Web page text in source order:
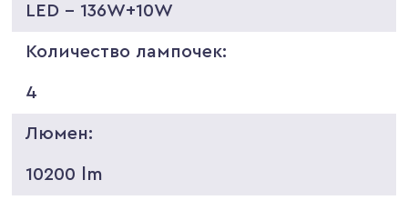
LED - 136W+10W
Количество лампочек:
4
Люмен:
10200 lm